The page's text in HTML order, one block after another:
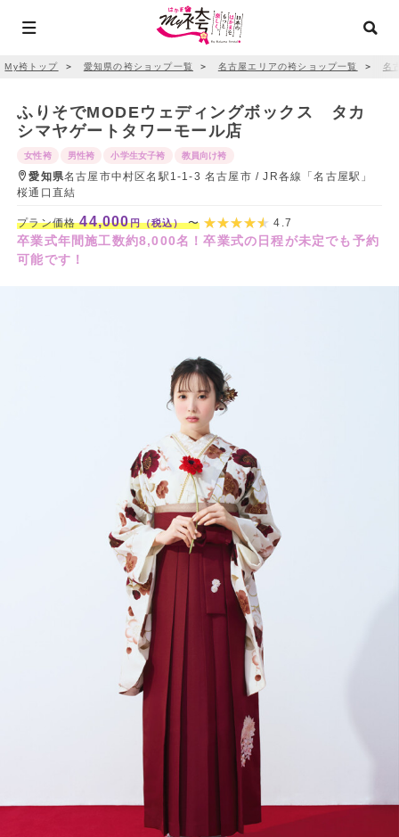
My袴トップ ＞ 愛知県の袴ショップ一覧 ＞ 名古屋エリアの袴ショップ一覧 ＞ 名
ふりそでMODEウェディングボックス タカ
シマヤゲートタワーモール店
女性袴 男性袴 小学生女子袴 教員向け袴
愛知県名古屋市中村区名駅1-1-3 名古屋市 / JR各線「名古屋駅」
桜通口直結
プラン価格44,000円（税込）〜 4.7
卒業式年間施工数約8,000名！卒業式の日程が未定でも予約
可能です！